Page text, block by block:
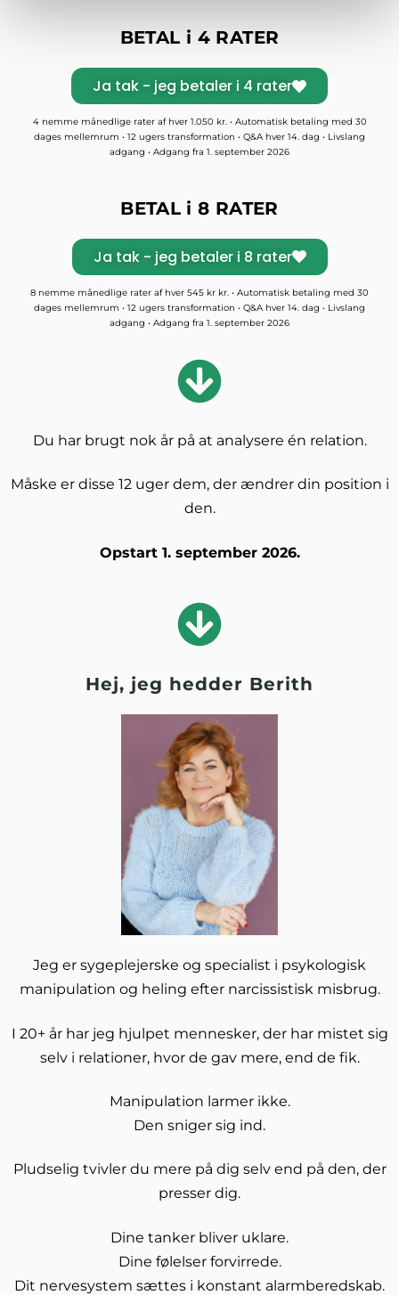
BETAL i 4 RATER
Ja tak - jeg betaler i 4 rater
4 nemme månedlige rater af hver 1.050 kr. • Automatisk betaling med 30
dages mellemrum • 12 ugers transformation • Q&A hver 14. dag • Livslang
adgang • Adgang fra 1. september 2026
BETAL i 8 RATER
Ja tak - jeg betaler i 8 rater
8 nemme månedlige rater af hver 545 kr kr. • Automatisk betaling med 30
dages mellemrum • 12 ugers transformation • Q&A hver 14. dag • Livslang
adgang • Adgang fra 1. september 2026
Du har brugt nok år på at analysere én relation.
Måske er disse 12 uger dem, der ændrer din position i
den.
Opstart 1. september 2026.
Hej, jeg hedder Berith
Jeg er sygeplejerske og specialist i psykologisk
manipulation og heling efter narcissistisk misbrug.
I 20+ år har jeg hjulpet mennesker, der har mistet sig
selv i relationer, hvor de gav mere, end de fik.
Manipulation larmer ikke.
Den sniger sig ind.
Pludselig tvivler du mere på dig selv end på den, der
presser dig.
Dine tanker bliver uklare.
Dine følelser forvirrede.
Dit nervesystem sættes i konstant alarmberedskab.